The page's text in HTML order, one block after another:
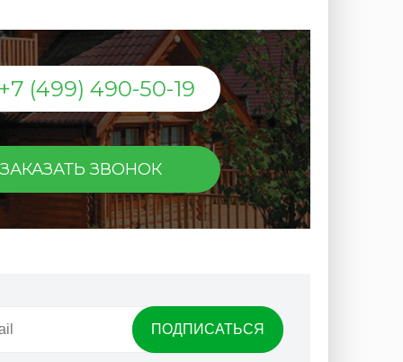
+7 (499) 490-50-19
ЗАКАЗАТЬ ЗВОНОК